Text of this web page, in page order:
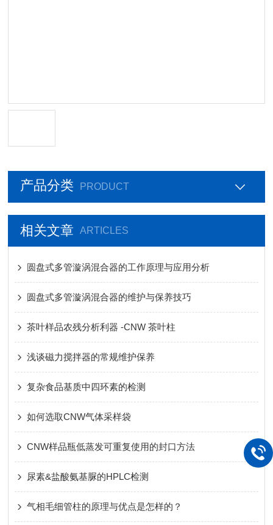
产品分类 PRODUCT
相关文章 ARTICLES
圆盘式多管漩涡混合器的工作原理与应用分析
圆盘式多管漩涡混合器的维护与保养技巧
茶叶样品农残分析利器 -CNW 茶叶柱
浅谈磁力搅拌器的常规维护保养
复杂食品基质中四环素的检测
如何选取CNW气体采样袋
CNW样品瓶低蒸发可重复使用的封口方法
尿素&盐酸氨基脲的HPLC检测
气相毛细管柱的原理与优点是怎样的？